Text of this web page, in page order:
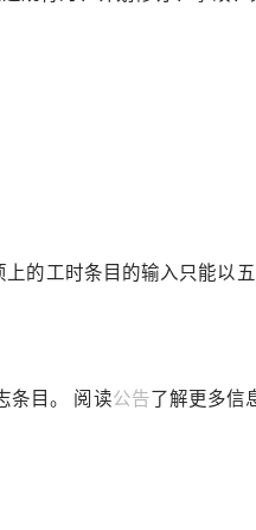
的工时条目的输入只能以五
条目。 阅读公告了解更多信